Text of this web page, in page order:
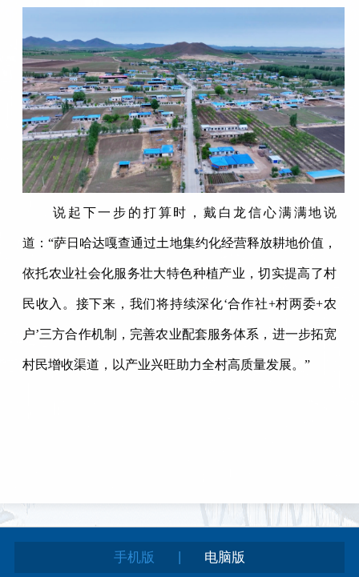
说起下一步的打算时，戴白龙信心满满地说
道：“萨日哈达嘎查通过土地集约化经营释放耕地价值，
依托农业社会化服务壮大特色种植产业，切实提高了村
民收入。接下来，我们将持续深化‘合作社+村两委+农
户’三方合作机制，完善农业配套服务体系，进一步拓宽
村民增收渠道，以产业兴旺助力全村高质量发展。”
手机版 电脑版